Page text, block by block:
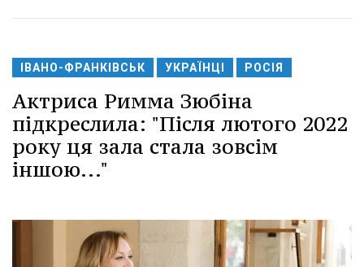
ІВАНО-ФРАНКІВСЬК УКРАЇНЦІ РОСІЯ
Актриса Римма Зюбіна
підкреслила: "Після лютого 2022
року ця зала стала зовсім
іншою..."